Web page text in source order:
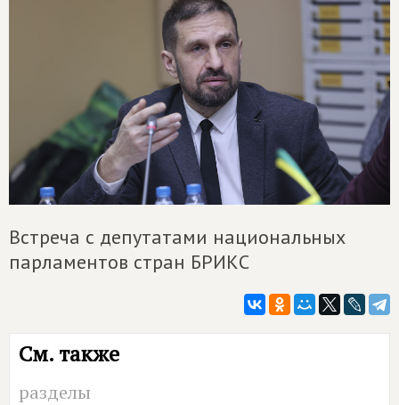
Встреча с депутатами национальных
парламентов стран БРИКС
См. также
разделы